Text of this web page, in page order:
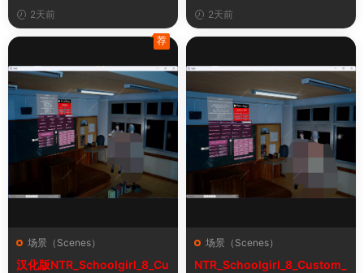
n_V2_1&车！性！钱！音乐！
自定义表情
2天前
1
2天前
场景（Scenes）
汉化版NTR_Schoolgirl_8_Cu
荐
场景（Scenes）
NTR_Schoolgirl_8_Custom_